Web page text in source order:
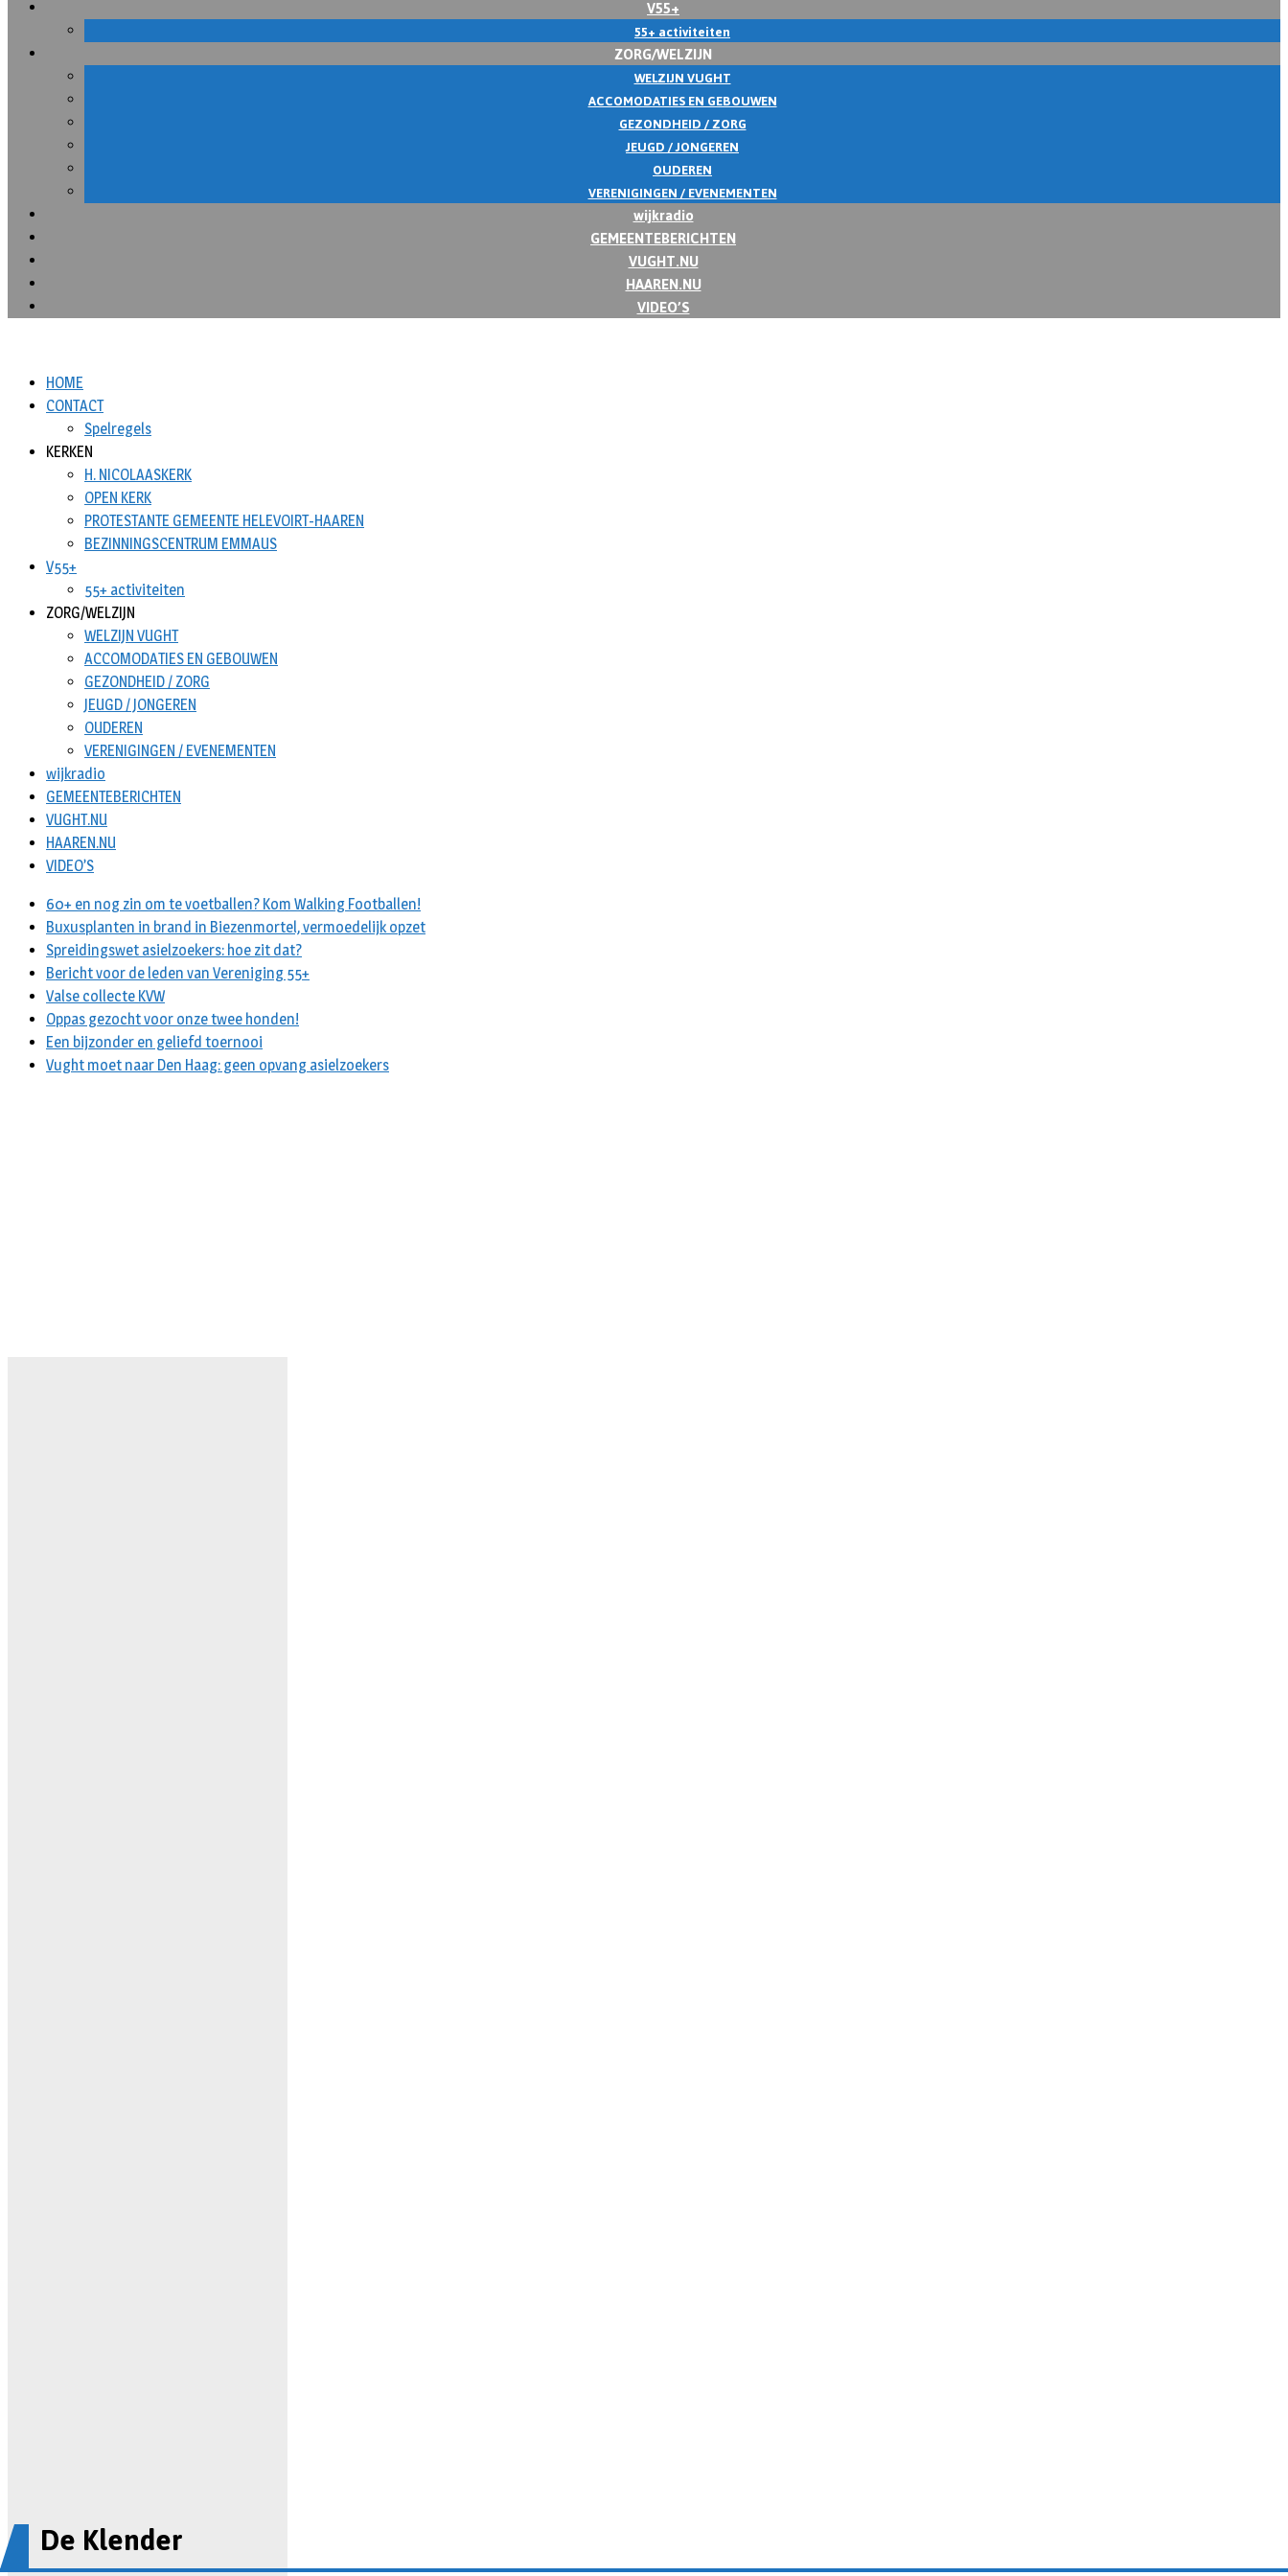
V55+
55+ activiteiten
ZORG/WELZIJN
WELZIJN VUGHT
ACCOMODATIES EN GEBOUWEN
GEZONDHEID / ZORG
JEUGD / JONGEREN
OUDEREN
VERENIGINGEN / EVENEMENTEN
wijkradio
GEMEENTEBERICHTEN
VUGHT.NU
HAAREN.NU
VIDEO’S
HOME
CONTACT
Spelregels
KERKEN
H. NICOLAASKERK
OPEN KERK
PROTESTANTE GEMEENTE HELEVOIRT-HAAREN
BEZINNINGSCENTRUM EMMAUS
V55+
55+ activiteiten
ZORG/WELZIJN
WELZIJN VUGHT
ACCOMODATIES EN GEBOUWEN
GEZONDHEID / ZORG
JEUGD / JONGEREN
OUDEREN
VERENIGINGEN / EVENEMENTEN
wijkradio
GEMEENTEBERICHTEN
VUGHT.NU
HAAREN.NU
VIDEO’S
60+ en nog zin om te voetballen? Kom Walking Footballen!
Buxusplanten in brand in Biezenmortel, vermoedelijk opzet
Spreidingswet asielzoekers: hoe zit dat?
Bericht voor de leden van Vereniging 55+
Valse collecte KVW
Oppas gezocht voor onze twee honden!
Een bijzonder en geliefd toernooi
Vught moet naar Den Haag: geen opvang asielzoekers
De Klender